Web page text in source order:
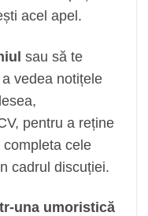
acel apel.
sau să te
vedea notițele
pentru a reține
cele
cadrul discuției.
una umoristică